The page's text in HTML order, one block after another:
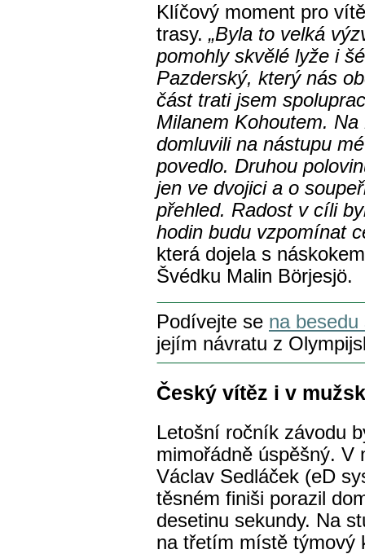
Klíčový moment pro
trasy. „Byla to velká
pomohly skvělé lyže i
Pazderský, který nás
část trati jsem
Milanem Kohoutem.
domluvili na nástupu
povedlo. Druhou
jen ve dvojici a o
přehled. Radost v cíli
hodin budu vzpomínat
která dojela s
Švédku Malin Börjesjö.
Podívejte se na
jejím návratu z
Český vítěz i v
Letošní ročník závodu
mimořádně úspěšný. V
Václav Sedláček (eD
těsném finiši porazil
desetinu sekundy. Na
na třetím místě týmový